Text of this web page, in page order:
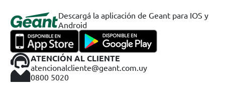
Descargá la aplicación de Geant para IOS y
Android
ATENCIÓN AL CLIENTE
atencionalcliente@geant.com.uy
0800 5020